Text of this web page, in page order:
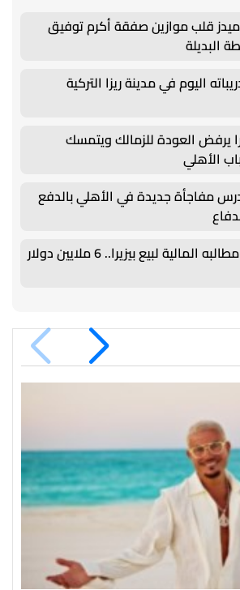
قلب موازين صفقة أكرم توفيق
البديلة
اليوم في مدينة ريزا التركية
يرفض العودة للزمالك ويتمسك
الأهلي
مفاجأة جديدة في الأهلي بالدفع
الزمالك يكشف مطالبه المالية لبيع بيزيرا.. 6 ملايين دولار